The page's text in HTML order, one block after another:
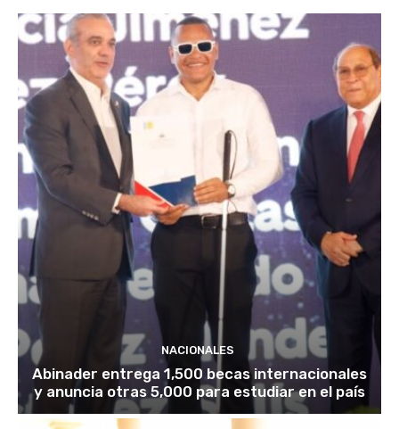
NACIONALES
Abinader entrega 1,500 becas internacionales
y anuncia otras 5,000 para estudiar en el país